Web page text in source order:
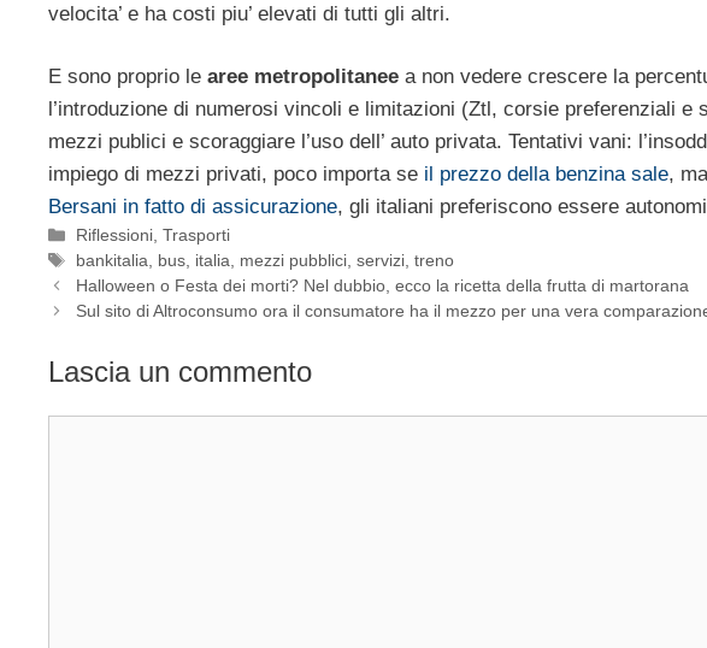
velocita’ e ha costi piu’ elevati di tutti gli altri.
E sono proprio le aree metropolitanee a non vedere crescere la
l’introduzione di numerosi vincoli e limitazioni (Ztl, corsie preferenziali e
mezzi publici e scoraggiare l’uso dell’ auto privata. Tentativi vani:
impiego di mezzi privati, poco importa se il prezzo della benzina sale,
Bersani in fatto di assicurazione, gli italiani preferiscono essere
Categorie
Riflessioni,Trasporti
Tag
bankitalia, bus, italia, mezzi pubblici,servizi,treno
Halloween o Festa dei morti? Nel dubbio, ecco la ricetta della frutta di martorana
Sul sito di Altroconsumo ora il consumatore ha il mezzo per una vera
Lascia un commento